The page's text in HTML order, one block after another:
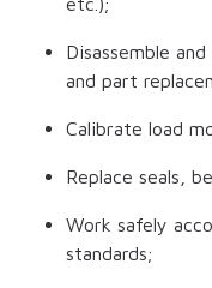
Disassemble
and part
Calibrate load
Replace seals,
Work safely
standards;